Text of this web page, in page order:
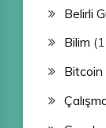
Belirli
Bilim
Bitcoin